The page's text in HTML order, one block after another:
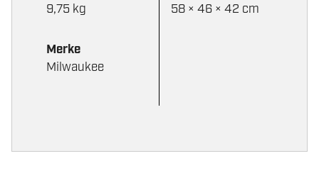
9,75 kg
58 × 46 × 42 cm
Merke
Milwaukee